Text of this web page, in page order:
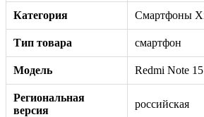
Категория Смартфоны
Тип товара смартфон
Модель Redmi Note
Региональная
версия
российская